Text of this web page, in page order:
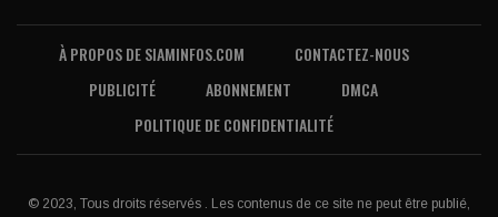
À PROPOS DE SIAMINFOS.COM
CONTACTEZ-NOUS
PUBLICITÉ
ABONNEMENT
DMCA
POLITIQUE DE CONFIDENTIALITÉ
© 2023, Tous droits réservés . Les contenus de ce site ne peut être publié,